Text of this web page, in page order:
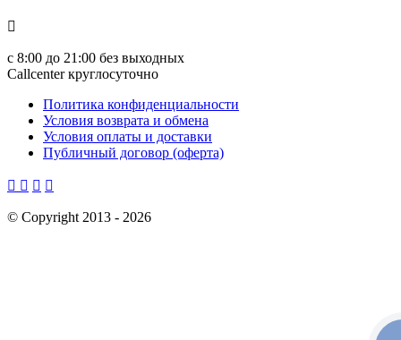

с 8:00 до 21:00 без выходных
Callcenter круглосуточно
Политика конфиденциальности
Условия возврата и обмена
Условия оплаты и доставки
Публичный договор (оферта)
   
© Copyright 2013 - 2026